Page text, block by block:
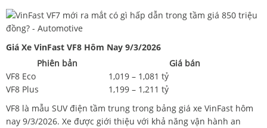
Giá Xe VinFast VF8 Hôm Nay 9/3/2026
Phiên bản
Giá bán
VF8 Eco
1,019 – 1,081 tỷ
VF8 Plus
1,199 – 1,211 tỷ
VF8 là mẫu SUV điện tầm trung trong bảng giá xe VinFast hôm
nay 9/3/2026. Xe được giới thiệu với khả năng vận hành an